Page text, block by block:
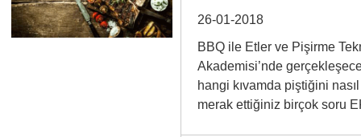
26-01-2018
BBQ ile Etler ve Pişirme
Akademisi’nde
hangi kıvamda piştiğini
merak ettiğiniz birçok soru